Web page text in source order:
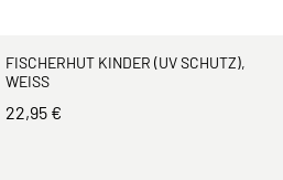
FISCHERHUT KINDER (UV SCHUTZ),
WEISS
22,95 €